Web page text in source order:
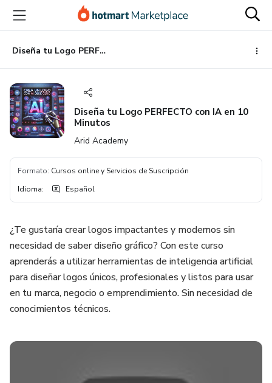
principal
página
de
página
Diseña tu Logo PERFECTO con IA en 10 Minutos
Diseña tu Logo PERFECTO con IA en 10
Minutos
Arid Academy
Formato: Cursos online y Servicios de Suscripción
Idioma: Español
¿Te gustaría crear logos impactantes y modernos sin
necesidad de saber diseño gráfico? Con este curso
aprenderás a utilizar herramientas de inteligencia artificial
para diseñar logos únicos, profesionales y listos para usar
en tu marca, negocio o emprendimiento. Sin necesidad de
conocimientos técnicos.